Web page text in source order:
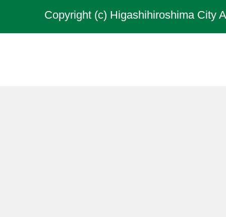
Copyright (c) Higashihiroshima City